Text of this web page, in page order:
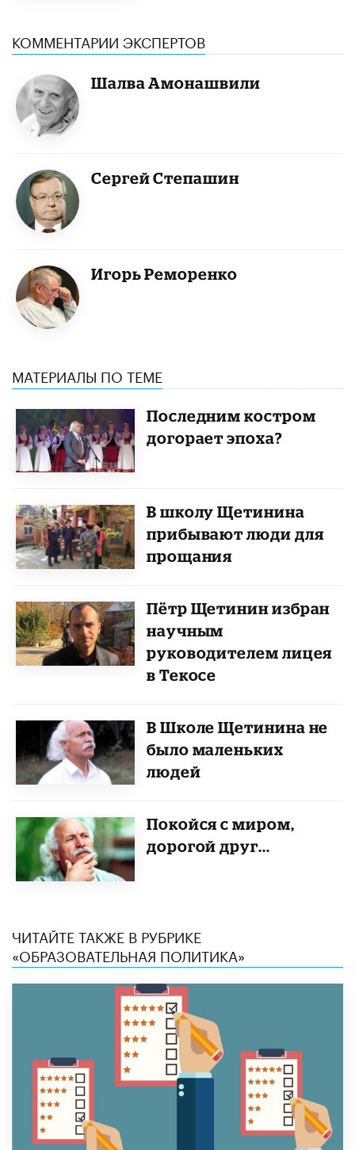
КОММЕНТАРИИ ЭКСПЕРТОВ
Шалва Амонашвили
Сергей Степашин
Игорь Реморенко
МАТЕРИАЛЫ ПО ТЕМЕ
Последним костром
догорает эпоха?
В школу Щетинина
прибывают люди для
прощания
Пётр Щетинин избран
научным
руководителем лицея
в Текосе
В Школе Щетинина не
было маленьких
людей
Покойся с миром,
дорогой друг.​..
ЧИТАЙТЕ ТАКЖЕ В РУБРИКЕ
«ОБРАЗОВАТЕЛЬНАЯ ПОЛИТИКА»